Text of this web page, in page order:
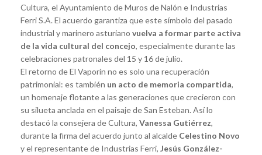
Cultura, el Ayuntamiento de Muros de Nalón e Industrias
Ferri S.A. El acuerdo garantiza que este símbolo del pasado
industrial y marinero asturiano vuelva a formar parte activa
de la vida cultural del concejo, especialmente durante las
celebraciones patronales del 15 y 16 de julio.
El retorno de El Vaporín no es solo una recuperación
patrimonial: es también un acto de memoria compartida,
un homenaje flotante a las generaciones que crecieron con
su silueta anclada en el paisaje de San Esteban. Así lo
destacó la consejera de Cultura, Vanessa Gutiérrez,
durante la firma del acuerdo junto al alcalde Celestino Novo
y el representante de Industrias Ferri, Jesús González-